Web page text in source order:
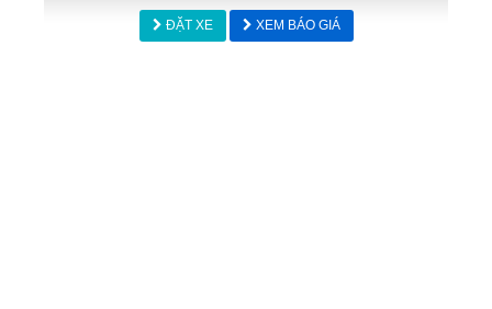
ĐẶT XE XEM BÁO GIÁ